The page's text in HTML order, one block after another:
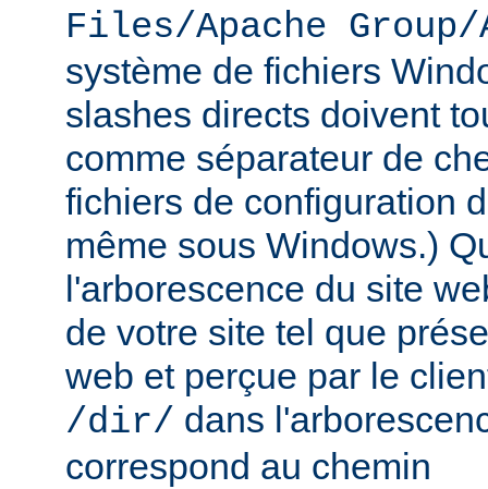
Files/Apache Group/
système de fichiers
slashes directs doivent
comme séparateur de
fichiers de configuration
même sous Windows.)
l'arborescence du site
de votre site tel que
web et perçue par le
/dir/ dans
correspond au chemin